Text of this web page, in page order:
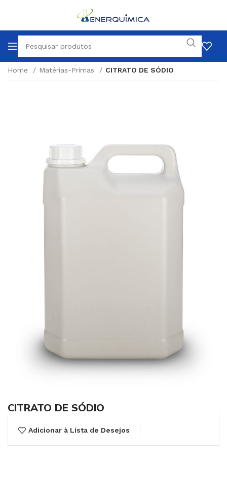
Home Matérias-Primas CITRATO DE SÓDIO
CITRATO DE SÓDIO
Adicionar à Lista de Desejos